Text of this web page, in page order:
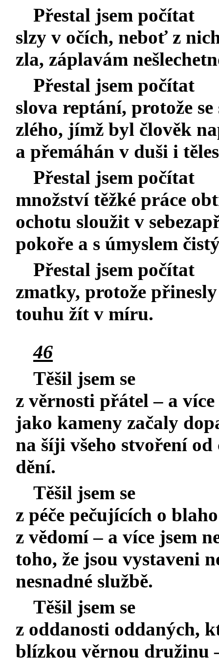
Přestal jsem počítat
slzy v očích, neboť z
zla, záplavám
Přestal jsem počítat
slova reptání, protože
zlého, jímž byl člověk
a přemáhán v duši i
Přestal jsem počítat
množství těžké práce
ochotu sloužit v
pokoře a s úmyslem
Přestal jsem počítat
zmatky, protože
touhu žít v míru.
46
Těšil jsem se
z věrnosti přátel – a
jako kameny začaly
na šíji všeho stvoření
dění.
Těšil jsem se
z péče pečujících o
z vědomí – a více jsem
toho, že jsou vystaveni
nesnadné službě.
Těšil jsem se
z oddanosti oddaných,
blízkou věrnou družinu